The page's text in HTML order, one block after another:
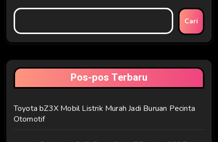
Cari
Pos-pos Terbaru
Toyota bZ3X Mobil Listrik Murah Jadi Buruan Pecinta
Otomotif